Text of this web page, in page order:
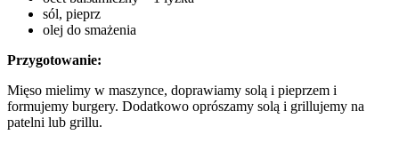
sól, pieprz
olej do smażenia
Przygotowanie:
Mięso mielimy w maszynce, doprawiamy solą i pieprzem i
formujemy burgery. Dodatkowo oprószamy solą i grillujemy na
patelni lub grillu.